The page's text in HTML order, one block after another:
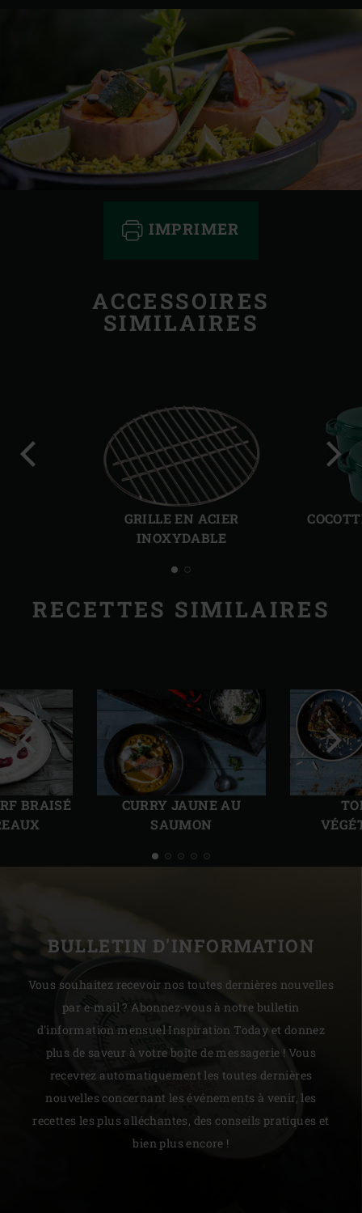
IMPRIMER
ACCESSOIRES
SIMILAIRES
GRILLE EN ACIER
INOXYDABLE
RECETTES SIMILAIRES
BRAISÉ
CURRY JAUNE AU
SAUMON
Diapo
précédente
BULLETIN D'INFORMATION
Vous souhaitez recevoir nos toutes dernières nouvelles
par e-mail ? Abonnez-vous à notre bulletin
d'information mensuel Inspiration Today et donnez
plus de saveur à votre boîte de messagerie ! Vous
recevrez automatiquement les toutes dernières
nouvelles concernant les événements à venir, les
recettes les plus alléchantes, des conseils pratiques et
bien plus encore !